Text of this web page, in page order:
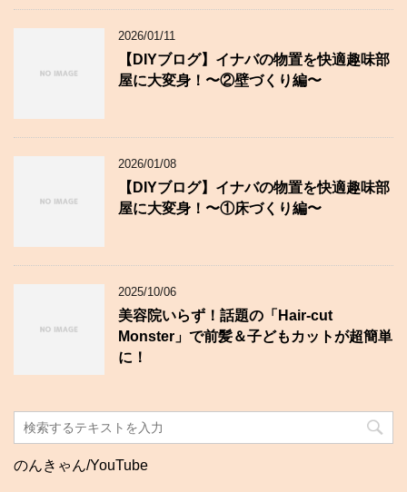
2026/01/11
【DIYブログ】イナバの物置を快適趣味部
屋に大変身！〜②壁づくり編〜
2026/01/08
【DIYブログ】イナバの物置を快適趣味部
屋に大変身！〜①床づくり編〜
2025/10/06
美容院いらず！話題の「Hair-cut
Monster」で前髪＆子どもカットが超簡単
に！
のんきゃん/YouTube